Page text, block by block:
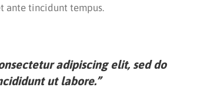
ante tincidunt tempus.
adipiscing elit, sed do
ut labore.”